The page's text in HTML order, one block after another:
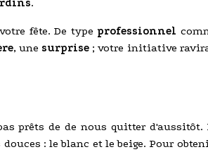
.
fête. De type professionnel
, une surprise ; votre initiative
prêts de de nous quitter d'aussitôt.
: le blanc et le beige. Pour